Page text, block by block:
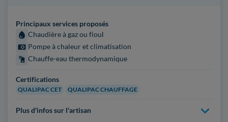
Principaux services proposés
Chaudière à gaz ou fioul
Pompe à chaleur et climatisation
Chauffe-eau thermodynamique
Certifications
QUALIPAC CET QUALIPAC CHAUFFAGE
Plus d'infos sur l'artisan